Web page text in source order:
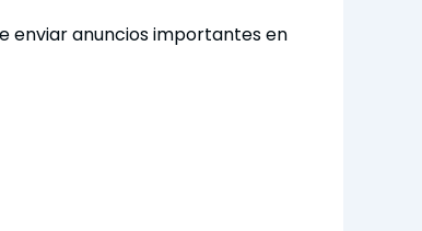
enviar anuncios importantes en